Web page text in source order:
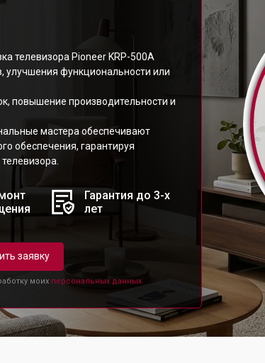
телевизора Pioneer KRP-500A
улучшения функциональности или
повышение производительности и
мастера обеспечивают
обеспечения, гарантируя
Гарантия до 3-х
лет
заявку
моих персональных данных.